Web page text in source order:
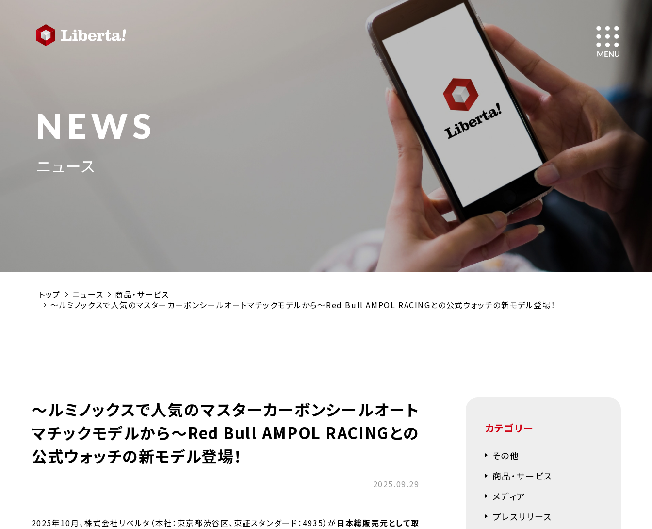
NEWS
ニュース
トップ ニュース
商品・サービス
～ルミノックスで人気のマスターカーボンシールオートマチックモデルから～Red Bull AMPOL RACINGとの公式ウォッチの新モデル登場！
～ルミノックスで人気のマスターカーボンシールオート
マチックモデルから～Red Bull AMPOL RACINGとの
公式ウォッチの新モデル登場！
2025.09.29
2025年10月、株式会社リベルタ（本社：東京都渋谷区、東証スタンダード：4935）が 日本総販売元として取
カテゴリー
その他
商品・サービス
メディア
プレスリリース